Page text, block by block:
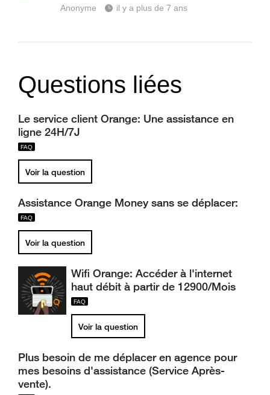
Anonyme
il y a plus de 7 ans
Questions liées
Le service client Orange: Une assistance en
ligne 24H/7J
Voir la question
Assistance Orange Money sans se déplacer:
Voir la question
Wifi Orange: Accéder à l'internet
haut débit à partir de 12900/Mois
Voir la question
Plus besoin de me déplacer en agence pour
mes besoins d'assistance (Service Après-
vente).